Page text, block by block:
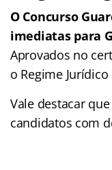
O Concurso
imediatas para
Aprovados no
o Regime
Vale destacar
candidatos com